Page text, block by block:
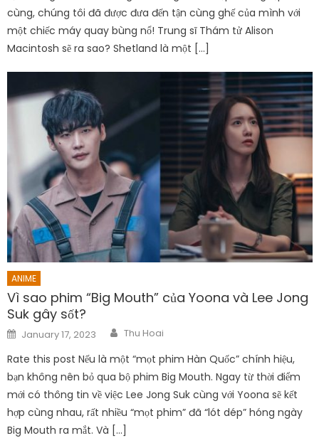
cùng, chúng tôi đã được đưa đến tận cùng ghế của mình với
một chiếc máy quay bùng nổ! Trung sĩ Thám tử Alison
Macintosh sẽ ra sao? Shetland là một […]
ANIME
Vì sao phim “Big Mouth” của Yoona và Lee Jong
Suk gây sốt?
Posted
on
January 17, 2023 Author
Thu Hoai
Rate this post Nếu là một “mọt phim Hàn Quốc” chính hiệu,
bạn không nên bỏ qua bộ phim Big Mouth. Ngay từ thời điểm
mới có thông tin về việc Lee Jong Suk cùng với Yoona sẽ kết
hợp cùng nhau, rất nhiều “mọt phim” đã “lót dép” hóng ngày
Big Mouth ra mắt. Và […]